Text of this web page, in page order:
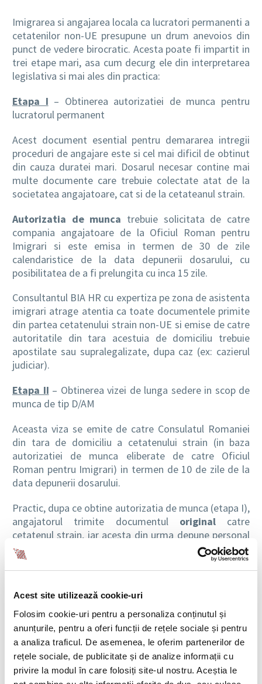
Acest site utilizează cookie-uri
Folosim cookie-uri pentru a personaliza conținutul și
anunțurile, pentru a oferi funcții de rețele sociale și pentru
a analiza traficul. De asemenea, le oferim partenerilor de
rețele sociale, de publicitate și de analize informații cu
privire la modul în care folosiți site-ul nostru. Aceștia le
Imigrarea si angajarea locala ca lucratori permanenti a
cetatenilor non-UE presupune un drum anevoios din
punct de vedere birocratic. Acesta poate fi impartit in
trei etape mari, asa cum decurg ele din interpretarea
legislativa si mai ales din practica:
Etapa I – Obtinerea autorizatiei de munca pentru
lucratorul permanent
Acest document esential pentru demararea intregii
proceduri de angajare este si cel mai dificil de obtinut
din cauza duratei mari. Dosarul necesar contine mai
multe documente care trebuie colectate atat de la
societatea angajatoare, cat si de la cetateanul strain.
Autorizatia de munca trebuie solicitata de catre
compania angajatoare de la Oficiul Roman pentru
Imigrari si este emisa in termen de 30 de zile
calendaristice de la data depunerii dosarului, cu
posibilitatea de a fi prelungita cu inca 15 zile.
Consultantul BIA HR cu expertiza pe zona de asistenta
imigrari atrage atentia ca toate documentele primite
din partea cetatenului strain non-UE si emise de catre
autoritatile din tara acestuia de domiciliu trebuie
apostilate sau supralegalizate, dupa caz (ex: cazierul
judiciar).
Etapa II – Obtinerea vizei de lunga sedere in scop de
munca de tip D/AM
Aceasta viza se emite de catre Consulatul Romaniei
din tara de domiciliu a cetatenului strain (in baza
autorizatiei de munca eliberate de catre Oficiul
Roman pentru Imigrari) in termen de 10 de zile de la
data depunerii dosarului.
Practic, dupa ce obtine autorizatia de munca (etapa I),
angajatorul trimite documentul originalcatre
cetatenul strain, iar acesta din urma depune personal
dosarul de viza ce trebuie sa contina, in mod
obligatoriu, autorizatia de munca la Consulatul
Romaniei din tara de origine sau din cel mai apropiat
stat unde exista Consulat.
Etapa III– Obtinerea permisului de sedere in scop de
munca (permisul unic)
In momentul in care cetatenul strain are viza de lunga
sedere aplicata in pasaport, acesta poate sa vina in
Romania si sa semneze contractul individual de